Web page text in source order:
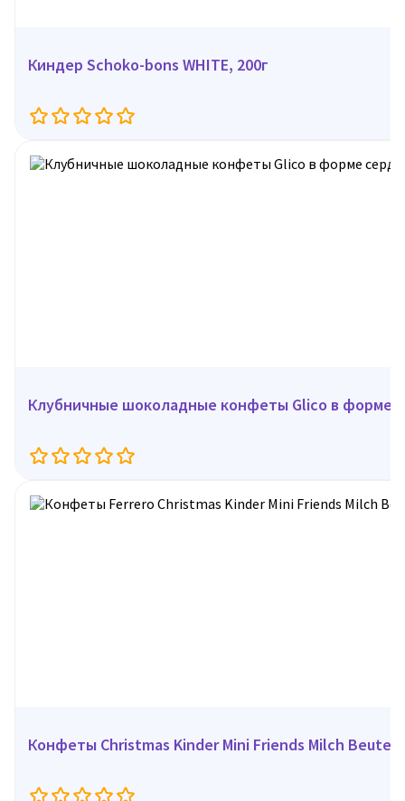
Киндер Schoko-bons WHITE, 200г
Клубничные шоколадные конфеты Glico в форме
Конфеты Christmas Kinder Mini Friends Milch Beutel,